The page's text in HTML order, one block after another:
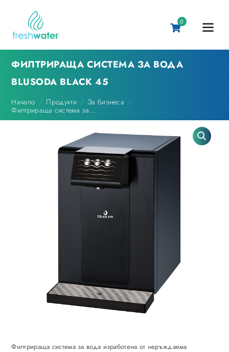
0
ФИЛТРИРАЩА СИСТЕМА ЗА ВОДА
BLUSODA BLACK 45
Начало Продукти
За бизнеса
Филтрираща система за...
Филтрираща система за вода изработена от неръждаема